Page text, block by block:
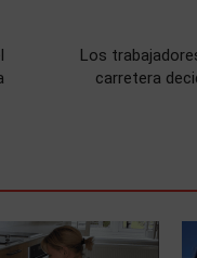
Los
carretera